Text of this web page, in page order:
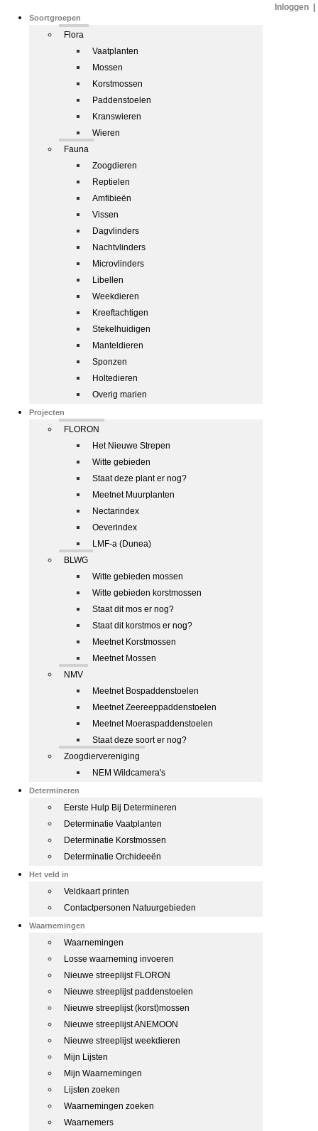
Soortgroepen
Flora
Vaatplanten
Mossen
Korstmossen
Paddenstoelen
Kranswieren
Wieren
Fauna
Zoogdieren
Reptielen
Amfibieën
Vissen
Dagvlinders
Nachtvlinders
Microvlinders
Libellen
Weekdieren
Kreeftachtigen
Stekelhuidigen
Manteldieren
Sponzen
Holtedieren
Overig marien
Projecten
FLORON
Het Nieuwe Strepen
Witte gebieden
Staat deze plant er nog?
Meetnet Muurplanten
Nectarindex
Oeverindex
LMF-a (Dunea)
BLWG
Witte gebieden mossen
Witte gebieden korstmossen
Staat dit mos er nog?
Staat dit korstmos er nog?
Meetnet Korstmossen
Meetnet Mossen
NMV
Meetnet Bospaddenstoelen
Meetnet Zeereeppaddenstoelen
Meetnet Moeraspaddenstoelen
Staat deze soort er nog?
Zoogdiervereniging
NEM Wildcamera's
Determineren
Eerste Hulp Bij Determineren
Determinatie Vaatplanten
Determinatie Korstmossen
Determinatie Orchideeën
Het veld in
Veldkaart printen
Contactpersonen Natuurgebieden
Waarnemingen
Waarnemingen
Losse waarneming invoeren
Nieuwe streeplijst FLORON
Nieuwe streeplijst paddenstoelen
Nieuwe streeplijst (korst)mossen
Nieuwe streeplijst ANEMOON
Nieuwe streeplijst weekdieren
Mijn Lijsten
Mijn Waarnemingen
Lijsten zoeken
Waarnemingen zoeken
Waarnemers
Inloggen